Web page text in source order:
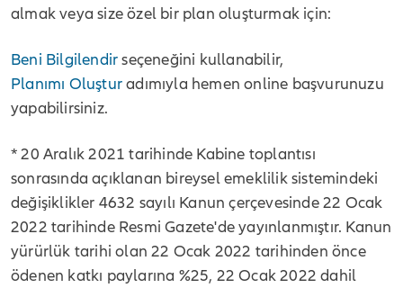
almak veya size özel bir plan oluşturmak için:
Beni Bilgilendirseçeneğini kullanabilir,
Planımı Oluşturadımıyla hemen online başvurunuzu
yapabilirsiniz.
* 20 Aralık 2021 tarihinde Kabine toplantısı
sonrasında açıklanan bireysel emeklilik sistemindeki
değişiklikler 4632 sayılı Kanun çerçevesinde 22 Ocak
2022 tarihinde Resmi Gazete'de yayınlanmıştır. Kanun
yürürlük tarihi olan 22 Ocak 2022 tarihinden önce
ödenen katkı paylarına %25, 22 Ocak 2022 dahil